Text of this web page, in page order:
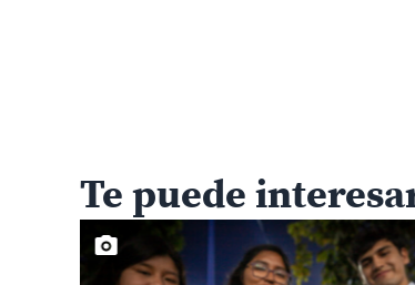
Te puede